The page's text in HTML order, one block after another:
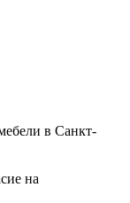
в Санкт-
на